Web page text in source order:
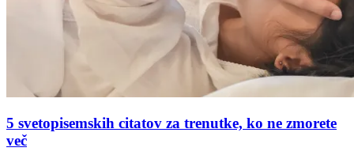
5 svetopisemskih citatov za trenutke, ko ne zmorete
več